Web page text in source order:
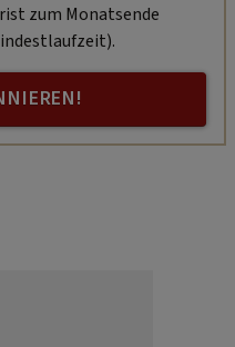
zum Monatsende